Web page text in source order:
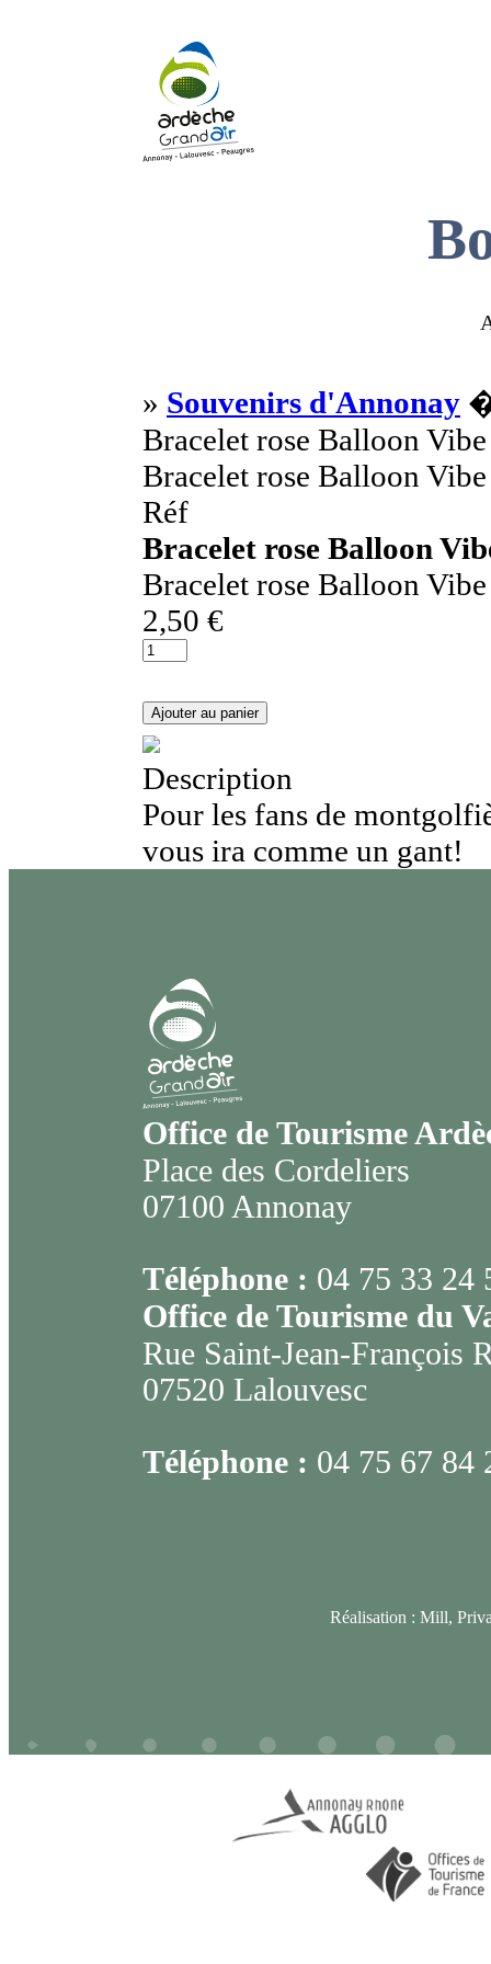
» Souvenirs d'Annonay
Bracelet rose Balloon Vibe
Bracelet rose Balloon Vibe
Réf
Bracelet rose Balloon
Bracelet rose Balloon Vibe
2,50 €
Description
Pour les fans de
vous ira comme un gant!
Office de Tourisme
Place des Cordeliers
07100 Annonay
Téléphone : 04 75 33 24
Office de Tourisme du
Rue Saint-Jean-François
07520 Lalouvesc
Téléphone : 04 75 67 84
Réalisation : Mill,